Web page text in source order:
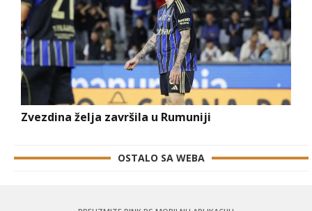
Zvezdina želja završila u Rumuniji
OSTALO SA WEBA